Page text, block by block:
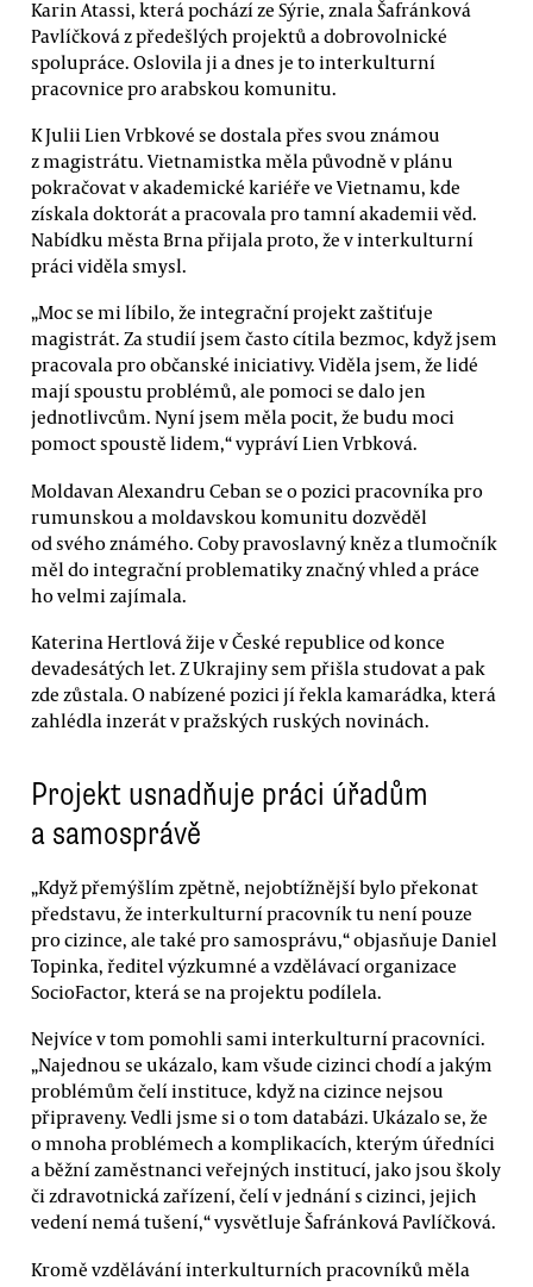
Karin Atassi, která pochází ze Sýrie, znala Šafránková
Pavlíčková z předešlých projektů a dobrovolnické
spolupráce. Oslovila ji a dnes je to interkulturní
pracovnice pro arabskou komunitu.
K Julii Lien Vrbkové se dostala přes svou známou
z magistrátu. Vietnamistka měla původně v plánu
pokračovat v akademické kariéře ve Vietnamu, kde
získala doktorát a pracovala pro tamní akademii věd.
Nabídku města Brna přijala proto, že v interkulturní
práci viděla smysl.
„Moc se mi líbilo, že integrační projekt zaštiťuje
magistrát. Za studií jsem často cítila bezmoc, když jsem
pracovala pro občanské iniciativy. Viděla jsem, že lidé
mají spoustu problémů, ale pomoci se dalo jen
jednotlivcům. Nyní jsem měla pocit, že budu moci
pomoct spoustě lidem,“ vypráví Lien Vrbková.
Moldavan Alexandru Ceban se o pozici pracovníka pro
rumunskou a moldavskou komunitu dozvěděl
od svého známého. Coby pravoslavný kněz a tlumočník
měl do integrační problematiky značný vhled a práce
ho velmi zajímala.
Katerina Hertlová žije v České republice od konce
devadesátých let. Z Ukrajiny sem přišla studovat a pak
zde zůstala. O nabízené pozici jí řekla kamarádka, která
zahlédla inzerát v pražských ruských novinách.
Projekt usnadňuje práci úřadům
a samosprávě
„Když přemýšlím zpětně, nejobtížnější bylo překonat
představu, že interkulturní pracovník tu není pouze
pro cizince, ale také pro samosprávu,“ objasňuje Daniel
Topinka, ředitel výzkumné a vzdělávací organizace
SocioFactor, která se na projektu podílela.
Nejvíce v tom pomohli sami interkulturní pracovníci.
„Najednou se ukázalo, kam všude cizinci chodí a jakým
problémům čelí instituce, když na cizince nejsou
připraveny. Vedli jsme si o tom databázi. Ukázalo se, že
o mnoha problémech a komplikacích, kterým úředníci
a běžní zaměstnanci veřejných institucí, jako jsou školy
či zdravotnická zařízení, čelí v jednání s cizinci, jejich
vedení nemá tušení,“ vysvětluje Šafránková Pavlíčková.
Kromě vzdělávání interkulturních pracovníků měla